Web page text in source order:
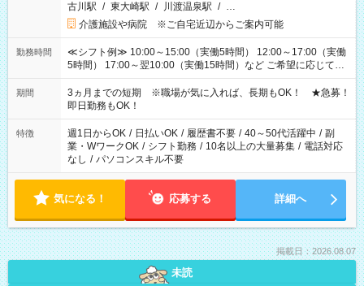
古川駅 / 東大崎駅 / 川渡温泉駅 / …
介護施設や病院 ※ご自宅近辺からご案内可能
勤務時間
≪シフト例≫ 10:00～15:00（実働5時間） 12:00～17:00（実働
5時間） 17:00～翌10:00（実働15時間）など ご希望に応じて、
働く時間は調整できます！ お気軽に担当へ相談ください！
期間
3ヵ月までの短期 ※職場が気に入れば、長期もOK！ ★急募！
即日勤務もOK！
特徴 週1日からOK / 日払いOK / 履歴書不要 / 40～50代活躍中 / 副
業・WワークOK / シフト勤務 / 10名以上の大量募集 / 電話対応
なし / パソコンスキル不要
気になる！ 応募する 詳細へ
掲載日：2026.08.07
未読